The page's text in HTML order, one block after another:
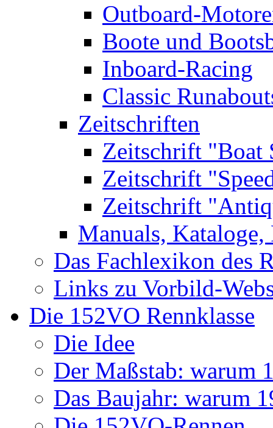
Outboard-
Boote und
Inboard-Racing
Classic
Zeitschriften
Zeitschrift "Boat
Zeitschrift
Zeitschrift
Manuals, Kataloge,
Das Fachlexikon des
Links zu Vorbild-
Die 152VO Rennklasse
Die Idee
Der Maßstab: warum
Das Baujahr: warum